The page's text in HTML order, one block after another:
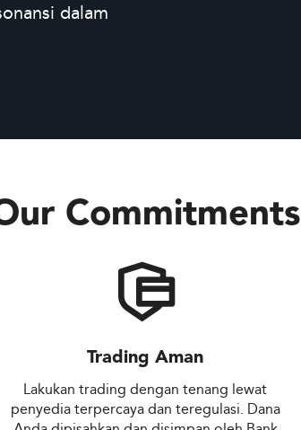
dalam
Commitments
Trading Aman
Lakukan trading dengan tenang lewat
penyedia terpercaya dan teregulasi. Dana